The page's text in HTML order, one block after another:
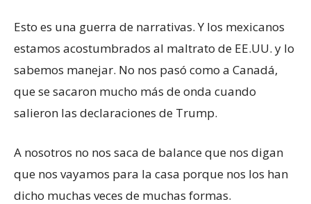
Esto es una guerra de narrativas. Y los mexicanos
estamos acostumbrados al maltrato de EE.UU. y lo
sabemos manejar. No nos pasó como a Canadá,
que se sacaron mucho más de onda cuando
salieron las declaraciones de Trump.
A nosotros no nos saca de balance que nos digan
que nos vayamos para la casa porque nos los han
dicho muchas veces de muchas formas.